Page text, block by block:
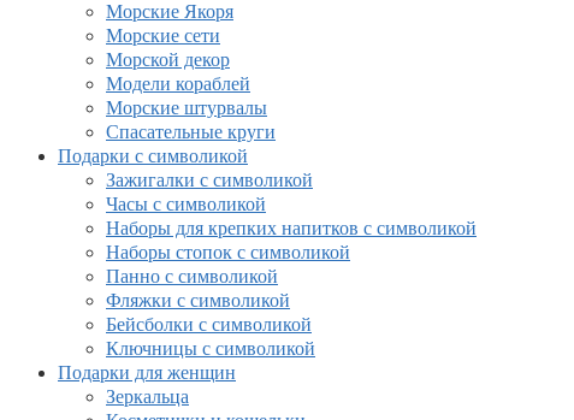
Морские Якоря
Морские сети
Морской декор
Модели кораблей
Морские штурвалы
Спасательные круги
Подарки с символикой
Зажигалки с символикой
Часы с символикой
Наборы для крепких напитков с символикой
Наборы стопок с символикой
Панно с символикой
Фляжки с символикой
Бейсболки с символикой
Ключницы с символикой
Подарки для женщин
Зеркальца